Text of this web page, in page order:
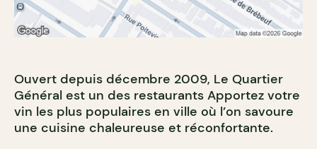
Ouvert depuis décembre 2009, Le Quartier
Général est un des restaurants Apportez votre
vin les plus populaires en ville où l’on savoure
une cuisine chaleureuse et réconfortante.